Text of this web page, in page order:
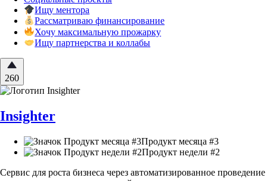
Ищу ментора
Рассматриваю финансирование
Хочу максимальную прожарку
Ищу партнерства и коллабы
260
Insighter
Продукт месяца #3
Продукт недели #2
Сервис для роста бизнеса через автоматизированное проведение